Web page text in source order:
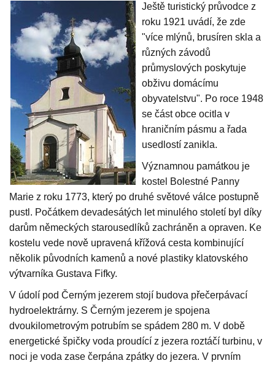
Ještě turistický průvodce z
roku 1921 uvádí, že zde
"více mlýnů, brusíren skla a
různých závodů
průmyslových poskytuje
obživu domácímu
obyvatelstvu". Po roce 1948
se část obce ocitla v
hraničním pásmu a řada
usedlostí zanikla.
Významnou památkou je
kostel Bolestné Panny
Marie z roku 1773, který po druhé světové válce postupně
pustl. Počátkem devadesátých let minulého století byl díky
darům německých starousedlíků zachráněn a opraven. Ke
kostelu vede nově upravená křížová cesta kombinující
několik původních kamenů a nové plastiky klatovského
výtvarníka Gustava Fifky.
V údolí pod Černým jezerem stojí budova přečerpávací
hydroelektrárny. S Černým jezerem je spojena
dvoukilometrovým potrubím se spádem 280 m. V době
energetické špičky voda proudící z jezera roztáčí turbinu, v
noci je voda zase čerpána zpátky do jezera. V prvním